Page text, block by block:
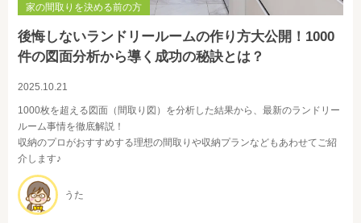
家の間取りを決める前の方
後悔しないランドリールームの作り方大公開！1000
件の図面分析から導く成功の秘訣とは？
2025.10.21
1000枚を超える図面（間取り図）を分析した結果から、最新のランドリー
ルーム事情を徹底解説！
収納のプロがおすすめする理想の間取りや収納プランなどもあわせてご紹
介します♪
うた